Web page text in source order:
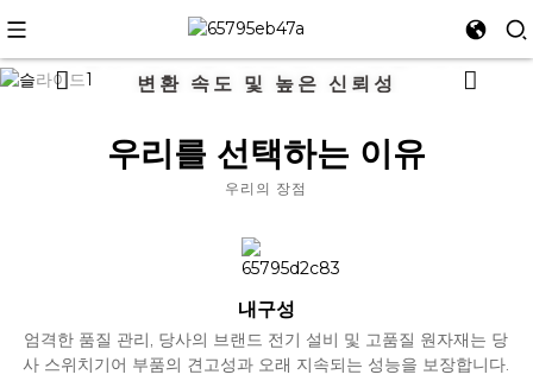
고감도, 긴 수명, 낮은 전자파 간섭, 빠른
변환 속도 및 높은 신뢰성
더 보기
우리를 선택하는 이유
우리의 장점
내구성
엄격한 품질 관리, 당사의 브랜드 전기 설비 및 고품질 원자재는 당
사 스위치기어 부품의 견고성과 오래 지속되는 성능을 보장합니다.